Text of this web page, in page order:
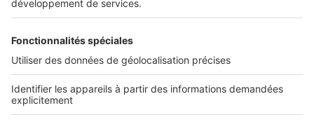
Tous nos services pro
Accès client
À DÉCOUVRIR